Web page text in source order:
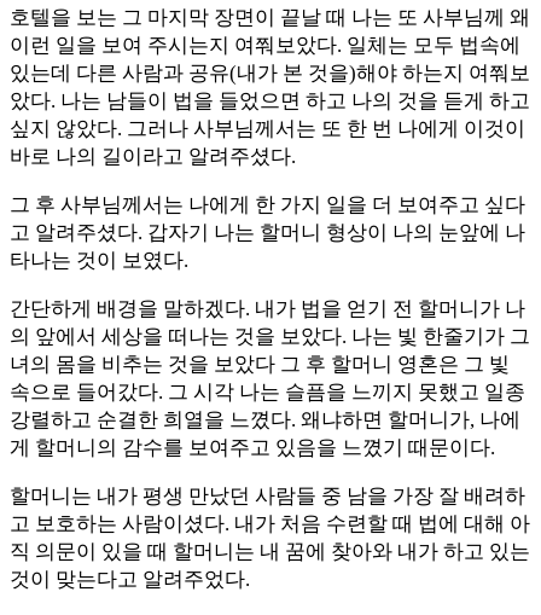
호텔을 보는 그 마지막 장면이 끝날 때 나는 또 사부님께 왜
이런 일을 보여 주시는지 여쭤보았다. 일체는 모두 법속에
있는데 다른 사람과 공유(내가 본 것을)해야 하는지 여쭤보
았다. 나는 남들이 법을 들었으면 하고 나의 것을 듣게 하고
싶지 않았다. 그러나 사부님께서는 또 한 번 나에게 이것이
바로 나의 길이라고 알려주셨다.
그 후 사부님께서는 나에게 한 가지 일을 더 보여주고 싶다
고 알려주셨다. 갑자기 나는 할머니 형상이 나의 눈앞에 나
타나는 것이 보였다.
간단하게 배경을 말하겠다. 내가 법을 얻기 전 할머니가 나
의 앞에서 세상을 떠나는 것을 보았다. 나는 빛 한줄기가 그
녀의 몸을 비추는 것을 보았다 그 후 할머니 영혼은 그 빛
속으로 들어갔다. 그 시각 나는 슬픔을 느끼지 못했고 일종
강렬하고 순결한 희열을 느꼈다. 왜냐하면 할머니가, 나에
게 할머니의 감수를 보여주고 있음을 느꼈기 때문이다.
할머니는 내가 평생 만났던 사람들 중 남을 가장 잘 배려하
고 보호하는 사람이셨다. 내가 처음 수련할 때 법에 대해 아
직 의문이 있을 때 할머니는 내 꿈에 찾아와 내가 하고 있는
것이 맞는다고 알려주었다.